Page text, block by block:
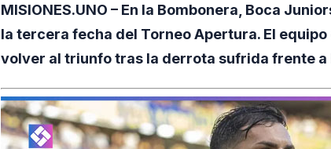
MISIONES.UNO – En la Bombonera, Boca
la tercera fecha del Torneo Apertura. El
volver al triunfo tras la derrota sufrida frente a